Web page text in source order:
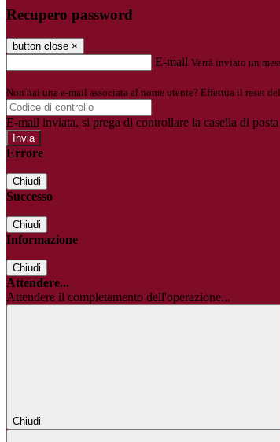
Recupero password
button close ×
E-mail Verrà inviato un
Non hai una e-mail associata al nome utente? Effettua il reset
E-mail inviata, si prega di controllare la casella di
Errore
Chiudi
Successo
Chiudi
Informazione
Chiudi
Attendere...
Attendere il completamento dell'operazione...
Chiudi